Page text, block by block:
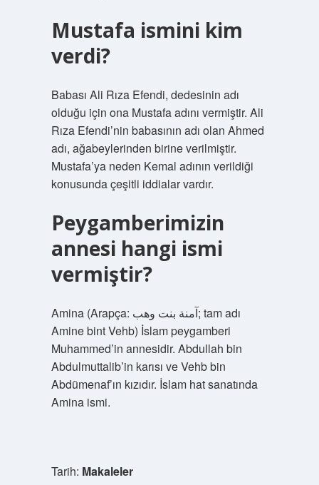
Mustafa ismini kim
verdi?
Babası Ali Rıza Efendi, dedesinin adı
olduğu için ona Mustafa adını vermiştir. Ali
Rıza Efendi’nin babasının adı olan Ahmed
adı, ağabeylerinden birine verilmiştir.
Mustafa’ya neden Kemal adının verildiği
konusunda çeşitli iddialar vardır.
Peygamberimizin
annesi hangi ismi
vermiştir?
Amina (Arapça: آمنة بنت وهب; tam adı
Amine bint Vehb) İslam peygamberi
Muhammed’in annesidir. Abdullah bin
Abdulmuttalib’in karısı ve Vehb bin
Abdümenaf’ın kızıdır. İslam hat sanatında
Amina ismi.
Tarih: Makaleler